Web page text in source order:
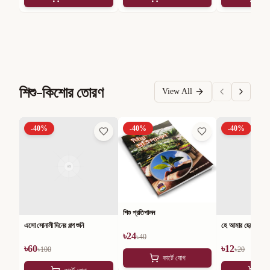
শিশু-কিশোর তোরণ View All
-40%
এসো সোনালী দিনের গল্প শুনি
৳60৳100
-40%
শিশু প্রতিপালন
৳24৳40
কার্টে যোগ
-40%
হে আমার ছেলে
৳12৳20